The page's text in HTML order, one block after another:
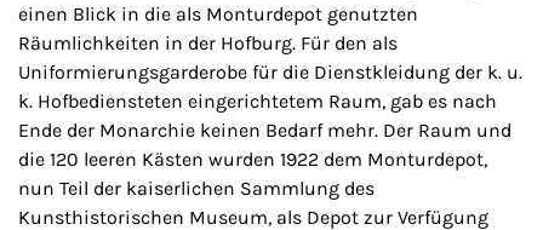
einen Blick in die als Monturdepot genutzten
Räumlichkeiten in der Hofburg. Für den als
Uniformierungsgarderobe für die Dienstkleidung der k. u.
k. Hofbediensteten eingerichtetem Raum, gab es nach
Ende der Monarchie keinen Bedarf mehr. Der Raum und
die 120 leeren Kästen wurden 1922 dem Monturdepot,
nun Teil der kaiserlichen Sammlung des
Kunsthistorischen Museum, als Depot zur Verfügung